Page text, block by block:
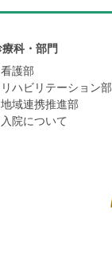
科・部門
看護部
リハビリテーション部
地域連携推進部
入院について